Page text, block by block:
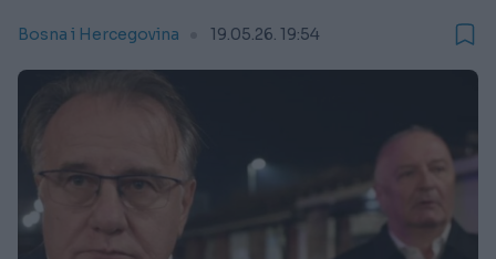
Bosna i Hercegovina 19.05.26. 19:54